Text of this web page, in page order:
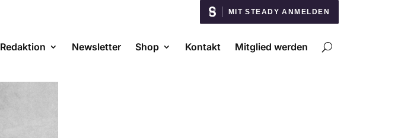
MIT STEADY ANMELDEN
Redaktion Newsletter Shop Kontakt Mitglied werden